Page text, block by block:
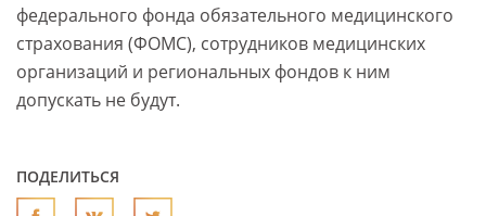
федерального фонда обязательного медицинского
страхования (ФОМС), сотрудников медицинских
организаций и региональных фондов к ним
допускать не будут.
ПОДЕЛИТЬСЯ